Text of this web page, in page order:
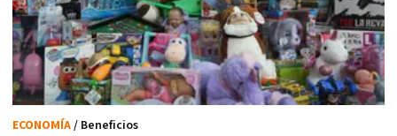
ECONOMÍA/ Beneficios